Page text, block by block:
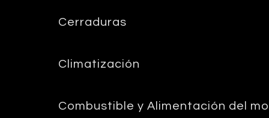
Cerraduras
Climatización
Combustible y Alimentación del